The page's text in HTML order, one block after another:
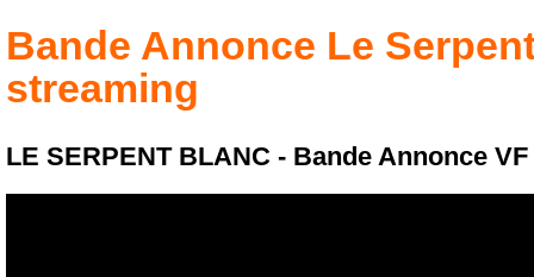
Bande Annonce Le
streaming
LE SERPENT BLANC - Bande Annonce VF